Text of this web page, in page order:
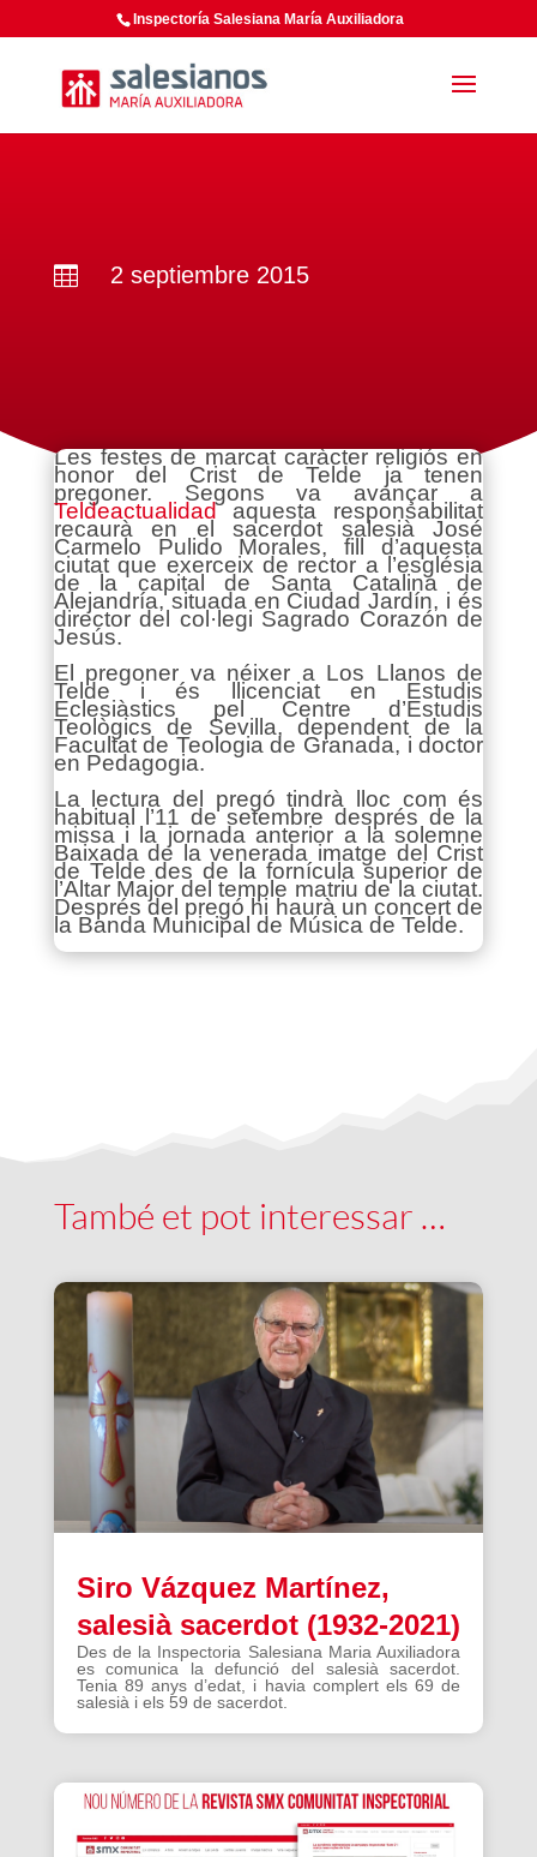
Inspectoría Salesiana María Auxiliadora
 2 septiembre 2015
Les festes de marcat caràcter religiós en
honor del Crist de Telde ja tenen
pregoner. Segons va avançar a
Teldeactualidadaquesta responsabilitat
recaurà en el sacerdot salesià José
Carmelo Pulido Morales, fill d’aquesta
ciutat que exerceix de rector a l’església
de la capital de Santa Catalina de
Alejandría, situada en Ciudad Jardín, i és
director del col·legi Sagrado Corazón de
Jesús.
El pregoner va néixer a Los Llanos de
Telde i és llicenciat en Estudis
Eclesiàstics pel Centre d’Estudis
Teològics de Sevilla, dependent de la
Facultat de Teologia de Granada, i doctor
en Pedagogia.
La lectura del pregó tindrà lloc com és
habitual l’11 de setembre després de la
missa i la jornada anterior a la solemne
Baixada de la venerada imatge del Crist
de Telde des de la fornícula superior de
l’Altar Major del temple matriu de la ciutat.
Després del pregó hi haurà un concert de
la Banda Municipal de Música de Telde.
També et pot interessar …
Siro Vázquez Martínez,
salesià sacerdot (1932-2021)
Des de la Inspectoria Salesiana Maria Auxiliadora
es comunica la defunció del salesià sacerdot.
Tenia 89 anys d’edat, i havia complert els 69 de
salesià i els 59 de sacerdot.